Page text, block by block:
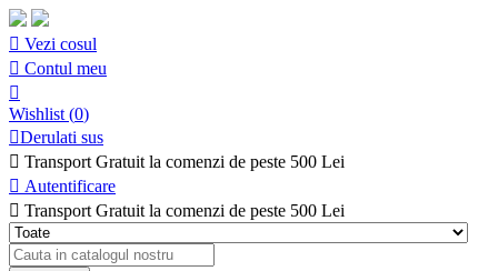
 Vezi cosul
 Contul meu

Wishlist (0)
Derulati sus
 Transport Gratuit la comenzi de peste 500 Lei
 Autentificare
 Transport Gratuit la comenzi de peste 500 Lei